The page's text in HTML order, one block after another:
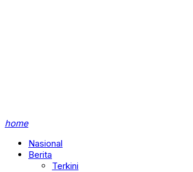
home
Nasional
Berita
Terkini